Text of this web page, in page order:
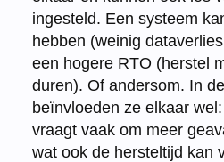
ingesteld. Een systeem
hebben (weinig
een hogere RTO (herstel
duren). Of andersom. In
beïnvloeden ze elkaar
vraagt vaak om meer
wat ook de hersteltijd kan